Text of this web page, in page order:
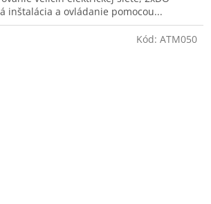
a ovládanie pomocou...
Kód: ATM050